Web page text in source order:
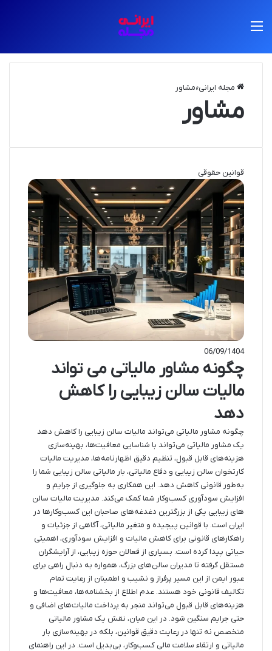
مجله ایرانی»مشاور
مشاور
قوانین حقوقی
06/09/1404
چگونه مشاور مالیاتی می تواند
مالیات سالن زیبایی را کاهش
دهد
چگونه مشاور مالیاتی می‌تواند مالیات سالن زیبایی را کاهش دهد
یک مشاور مالیاتی می‌تواند با شناسایی معافیت‌ها، بهینه‌سازی
هزینه‌های قابل قبول، تنظیم دقیق اظهارنامه‌ها، مدیریت مالیات
کارتخوان سالن زیبایی و دفاع مالیاتی، بار مالیاتی سالن زیبایی شما را
به‌طور قانونی کاهش دهد. این همکاری به جلوگیری از جرایم و
افزایش سودآوری کسب‌وکار شما کمک می‌کند. مدیریت مالیات سالن
های زیبایی یکی از بزرگترین دغدغه‌های صاحبان این کسب‌وکارها در
ایران است. با قوانین پیچیده و متغیر مالیاتی، آگاهی از جزئیات و
راهکارهای قانونی برای کاهش مالیات و افزایش سودآوری، اهمیتی
حیاتی پیدا کرده است. بسیاری از فعالان حوزه زیبایی، از آرایشگران
مستقل گرفته تا مدیران سالن‌های بزرگ، همواره به دنبال راهی برای
عبور ایمن از این مسیر پرفراز و نشیب و اطمینان از رعایت تمام
تکالیف قانونی خود هستند. عدم اطلاع از بخشنامه‌ها، معافیت‌ها و
هزینه‌های قابل قبول می‌تواند منجر به پرداخت مالیات‌های اضافی و
حتی جرایم سنگین شود. در این میان، نقش یک مشاور مالیاتی
متخصص نه تنها در رعایت دقیق قوانین، بلکه در بهینه‌سازی بار
مالیاتی و ارتقاء سلامت مالی کسب‌وکار، بی‌بدیل است. در این راهنمای